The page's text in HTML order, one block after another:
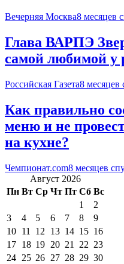
Вечерняя Москва8 месяцев
Глава ВАРПЭ
самой любимой у
Российская Газета8 месяцев
Как правильно
меню и не
на кухне?
Чемпионат.com8 месяцев
Август 2026
Пн Вт Ср Чт Пт Сб Вс
1
2
3
4 5 6 7 8
9
10 11 12 13 14 15 16
17 18 19 20 21 22 23
24 25 26 27 28 29 30